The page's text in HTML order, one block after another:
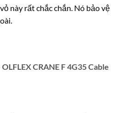
này rất chắc chắn. Nó bảo vệ
CRANE F 4G35 Cable